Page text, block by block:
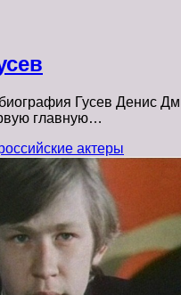
Гусев Денис
главную…
актеры